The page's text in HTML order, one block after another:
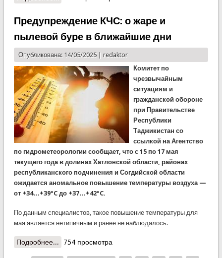
Предупреждение КЧС: о жаре и
пылевой буре в ближайшие дни
Опубликована: 14/05/2025 | redaktor
Комитет по
чрезвычайным
ситуациям и
гражданской обороне
при Правительстве
Республики
Таджикистан со
ссылкой на Агентство
по гидрометеорологии сообщает, что с 15 по 17 мая
текущего года в долинах Хатлонской области, районах
республиканского подчинения и Согдийской области
ожидается аномальное повышение температуры воздуха —
от +34…+39ºC до +37…+42ºC.
По данным специалистов, такое повышение температуры для
мая является нетипичным и ранее не наблюдалось.
Подробнее... о Предупреждение КЧС: о жаре и пылевой буре в
754 просмотра